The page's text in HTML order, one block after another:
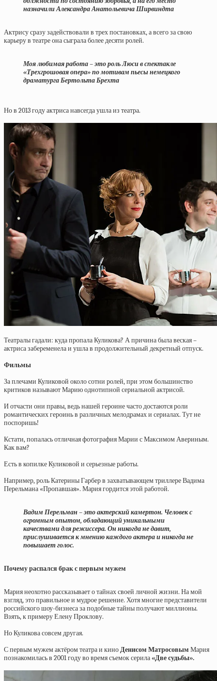
назначили Александра Анатольевича Ширвиндта
Актрису сразу задействовали в трех постановках, а всего за свою
карьеру в театре она сыграла более десяти ролей.
Моя любимая работа – это роль Люси в спектакле
«Трехгрошовая опера» по мотивам пьесы немецкого
драматурга Бертольта Брехта
Но в 2013 году актриса навсегда ушла из театра.
Театралы гадали: куда пропала Куликова? А причина была веская –
актриса забеременела и ушла в продолжительный декретный отпуск.
Фильмы
За плечами Куликовой около сотни ролей, при этом большинство
критиков называют Марию однотипной сериальной актрисой.
И отчасти они правы, ведь нашей героине часто достаются роли
романтических героинь в различных мелодрамах и сериалах. Тут не
поспоришь!
Кстати, попалась отличная фотография Марии с Максимом Авериным.
Как вам?
Есть в копилке Куликовой и серьезные работы.
Например, роль Катерины Гарбер в захватывающем триллере Вадима
Перельмана «Пропавшая». Мария гордится этой работой.
Вадим Перельман – это актерский камертон. Человек с
огромным опытом, обладающий уникальными
качествами для режиссера. Он никогда не давит,
прислушивается к мнению каждого актера и никогда не
повышает голос.
Почему распался брак с первым мужем
Мария неохотно рассказывает о тайнах своей личной жизни. На мой
взгляд, это правильное и мудрое решение. Хотя многие представители
российского шоу-бизнеса за подобные тайны получают миллионы.
Взять, к примеру Елену Проклову.
Но Куликова совсем другая.
С первым мужем актёром театра и киноДенисом Матросовым Мария
познакомилась в 2001 году во время съемок серила«Две судьбы».